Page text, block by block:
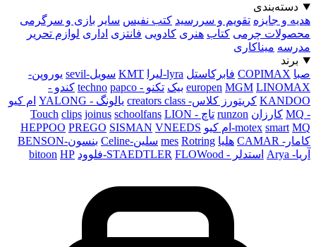
دسته‌بندی
هدیه و جایزه تقویم و سررسید کتب نفیس سایر بازی و سرگرمی
محصولات چرمی کتاب هنری کادویی فانتزی اداری لوازم تحریر
مدرسه میناکاری
برند
صبا COPIMAX فابرکاستل lyra-لیرا KMT سویل-sevil
یوروپن-
europen MGM LINOMAX بیک تکنو - techno papco
کندو -
KANDOO کریتورز کلاس- creators class یالونگ - YALONG
ام کیو
- MQ
کارزان runzon تاچ - Touch clips joinus schoolfans LION
motex smart MQ-ام کیو HEPPOO PREGO SISMAN VNEEDS
کامار- CAMAR
هلیا mes Rotring سلین-Celine
بنسون-BENSON
آریا- Arya
استدلر - STAEDTLER FLOWood-فلوود bitoon HP